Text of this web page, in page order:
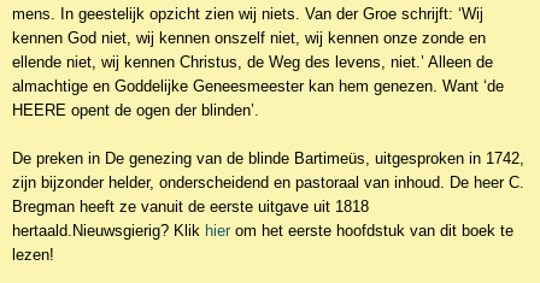
mens. In geestelijk opzicht zien wij niets. Van der Groe schrijft: ‘Wij
kennen God niet, wij kennen onszelf niet, wij kennen onze zonde en
ellende niet, wij kennen Christus, de Weg des levens, niet.’ Alleen de
almachtige en Goddelijke Geneesmeester kan hem genezen. Want ‘de
HEERE opent de ogen der blinden’.
De preken in De genezing van de blinde Bartimeüs, uitgesproken in 1742,
zijn bijzonder helder, onderscheidend en pastoraal van inhoud. De heer C.
Bregman heeft ze vanuit de eerste uitgave uit 1818
hertaald.Nieuwsgierig? Klik hierom het eerste hoofdstuk van dit boek te
lezen!